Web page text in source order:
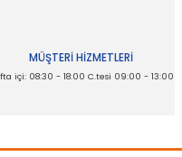
MÜŞTERİ HİZMETLERİ
içi: 08:30 - 18:00 C.tesi 09:00 - 13:00